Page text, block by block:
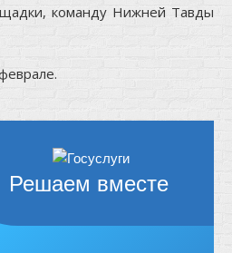
команду Нижней Тавды
Решаем вместе